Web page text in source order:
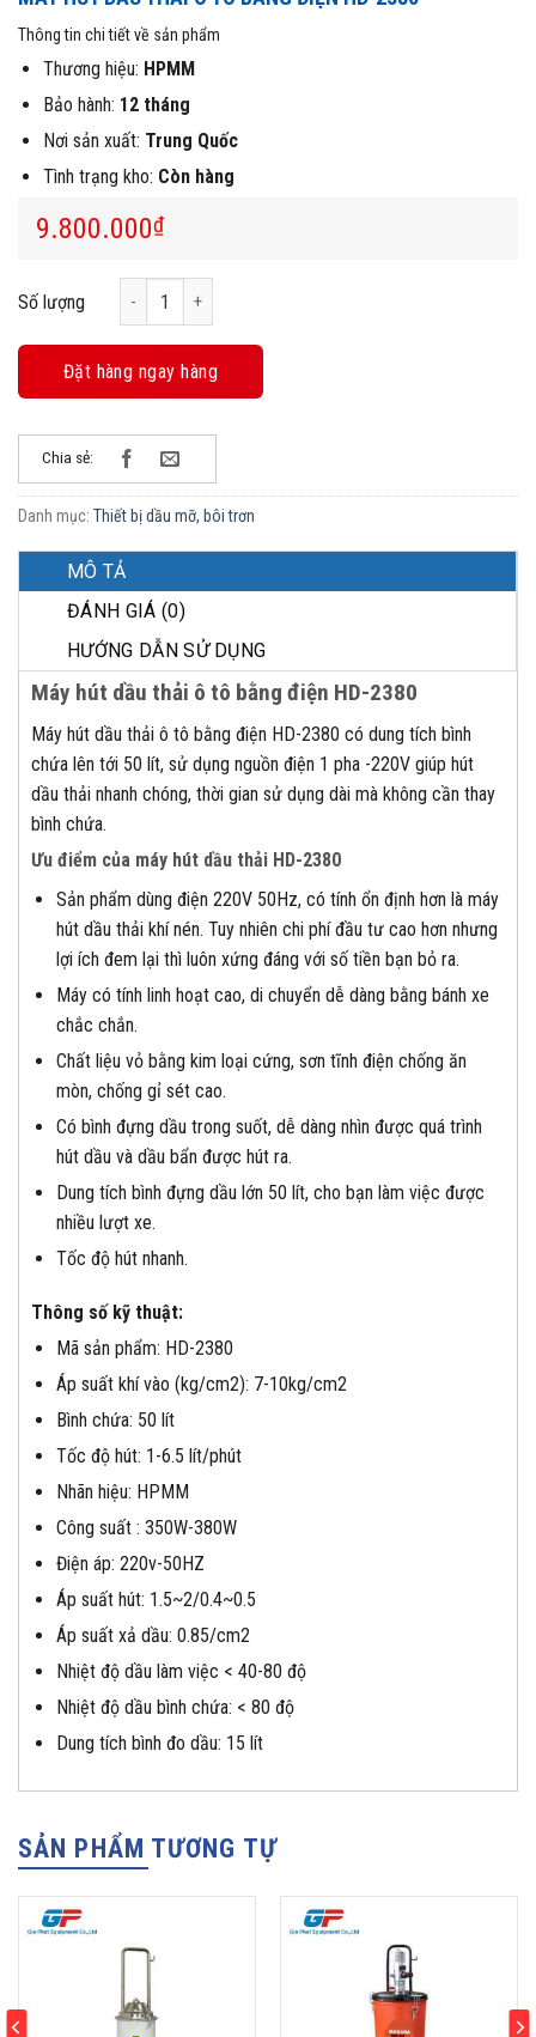
Thông tin chi tiết về sản phẩm
Thương hiệu: HPMM
Bảo hành: 12 tháng
Nơi sản xuất: Trung Quốc
Tình trạng kho: Còn hàng
9.800.000₫
Số lượng Máy hút dầu thải ô tô bằng điện HD-2380 số lượng
Đặt hàng ngay hàng
Chia sẻ:
Danh mục: Thiết bị dầu mỡ, bôi trơn
MÔ TẢ
ĐÁNH GIÁ (0)
HƯỚNG DẪN SỬ DỤNG
Máy hút dầu thải ô tô bằng điện HD-2380
Máy hút dầu thải ô tô bằng điện HD-2380 có dung tích bình
chứa lên tới 50 lít, sử dụng nguồn điện 1 pha -220V giúp hút
dầu thải nhanh chóng, thời gian sử dụng dài mà không cần thay
bình chứa.
Ưu điểm của máy hút dầu thải HD-2380
Sản phẩm dùng điện 220V 50Hz, có tính ổn định hơn là máy
hút dầu thải khí nén. Tuy nhiên chi phí đầu tư cao hơn nhưng
lợi ích đem lại thì luôn xứng đáng với số tiền bạn bỏ ra.
Máy có tính linh hoạt cao, di chuyển dễ dàng bằng bánh xe
chắc chắn.
Chất liệu vỏ bằng kim loại cứng, sơn tĩnh điện chống ăn
mòn, chống gỉ sét cao.
Có bình đựng dầu trong suốt, dễ dàng nhìn được quá trình
hút dầu và dầu bẩn được hút ra.
Dung tích bình đựng dầu lớn 50 lít, cho bạn làm việc được
nhiều lượt xe.
Tốc độ hút nhanh.
Thông số kỹ thuật:
Mã sản phẩm: HD-2380
Áp suất khí vào (kg/cm2): 7-10kg/cm2
Bình chứa: 50 lít
Tốc độ hút: 1-6.5 lít/phút
Nhãn hiệu: HPMM
Công suất : 350W-380W
Điện áp: 220v-50HZ
Áp suất hút: 1.5~2/0.4~0.5
Áp suất xả dầu: 0.85/cm2
Nhiệt độ dầu làm việc < 40-80 độ
Nhiệt độ dầu bình chứa: < 80 độ
Dung tích bình đo dầu: 15 lít
SẢN PHẨM TƯƠNG TỰ